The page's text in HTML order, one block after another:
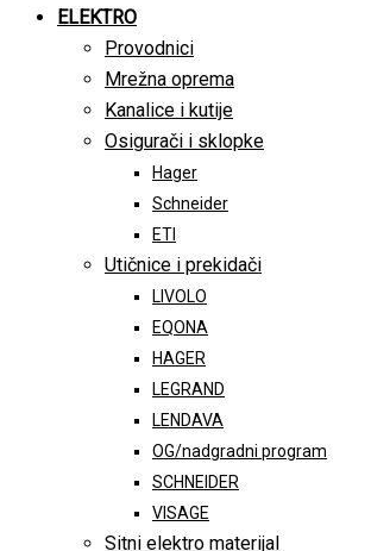
ELEKTRO
Provodnici
Mrežna oprema
Kanalice i kutije
Osigurači i sklopke
Hager
Schneider
ETI
Utičnice i prekidači
LIVOLO
EQONA
HAGER
LEGRAND
LENDAVA
OG/nadgradni program
SCHNEIDER
VISAGE
Sitni elektro materijal